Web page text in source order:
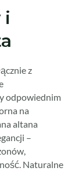
i
z
odpowiednim
na
altana
–
Naturalne